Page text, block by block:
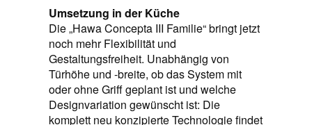
Umsetzung in der Küche
Die „Hawa Concepta III Familie“ bringt jetzt
noch mehr Flexibilität und
Gestaltungsfreiheit. Unabhängig von
Türhöhe und -breite, ob das System mit
oder ohne Griff geplant ist und welche
Designvariation gewünscht ist: Die
komplett neu konzipierte Technologie findet